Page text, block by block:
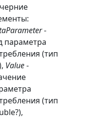
-
параметра
(тип
Value-
(тип